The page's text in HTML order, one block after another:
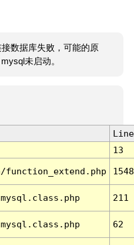
数据库失败，可能的原
未启动。
Line
13
1548
211
62